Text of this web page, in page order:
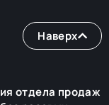
Наверх
отдела продаж